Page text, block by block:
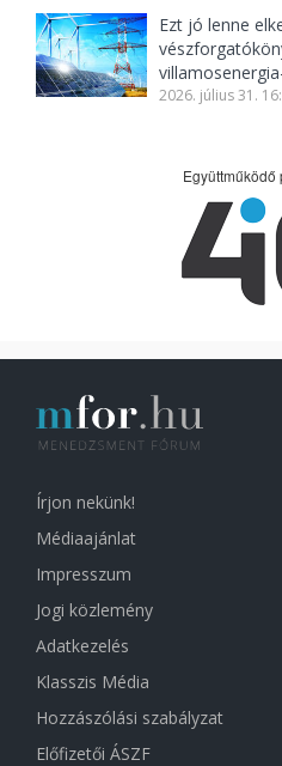
Ezt jó lenne
2026. július 31.
Együttműködő
Írjon nekünk!
Médiaajánlat
Impresszum
Jogi közlemény
Adatkezelés
Klasszis Média
Hozzászólási szabályzat
Előfizetői ÁSZF